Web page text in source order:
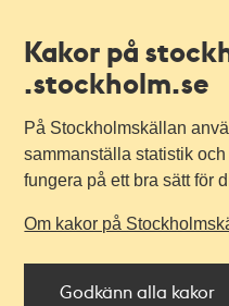
Kakor på
.stockholm.se
På Stockholmskällan
sammanställa statistik
fungera på ett bra sätt för
Om kakor på
Godkänn alla kakor